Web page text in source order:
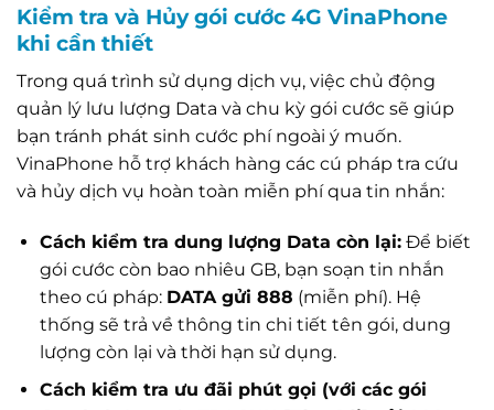
Kiểm tra và Hủy gói cước 4G VinaPhone
khi cần thiết
Trong quá trình sử dụng dịch vụ, việc chủ động
quản lý lưu lượng Data và chu kỳ gói cước sẽ giúp
bạn tránh phát sinh cước phí ngoài ý muốn.
VinaPhone hỗ trợ khách hàng các cú pháp tra cứu
và hủy dịch vụ hoàn toàn miễn phí qua tin nhắn:
Cách kiểm tra dung lượng Data còn lại:Để biết
gói cước còn bao nhiêu GB, bạn soạn tin nhắn
theo cú pháp: DATA gửi 888 (miễn phí). Hệ
thống sẽ trả về thông tin chi tiết tên gói, dung
lượng còn lại và thời hạn sử dụng.
Cách kiểm tra ưu đãi phút gọi (với các gói